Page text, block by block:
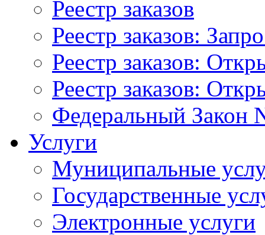
Реестр заказов
Реестр заказов:
Реестр заказов:
Реестр заказов:
Федеральный Закон
Услуги
Муниципальные
Государственные
Электронные услуги